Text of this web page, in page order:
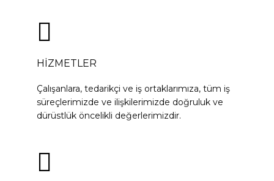
HİZMETLER
Çalışanlara, tedarikçi ve iş ortaklarımıza, tüm iş
süreçlerimizde ve ilişkilerimizde doğruluk ve
dürüstlük öncelikli değerlerimizdir.